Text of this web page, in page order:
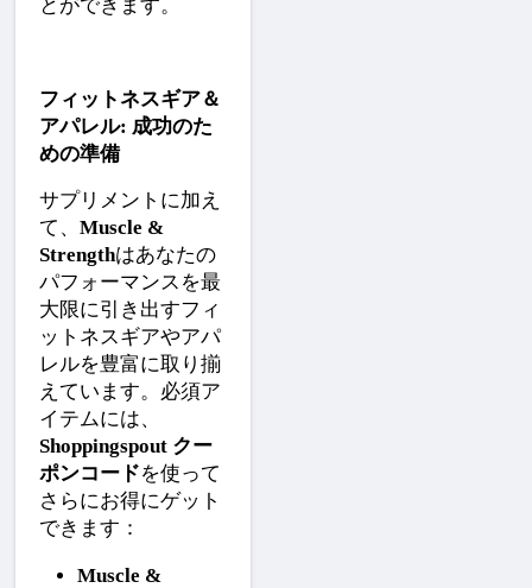
とができます。
フィットネスギア＆
アパレル: 成功のた
めの準備
サプリメントに加え
て、 Muscle &
Strengthはあなたの
パフォーマンスを最
大限に引き出すフィ
ットネスギアやアパ
レルを豊富に取り揃
えています。必須ア
イテムには、
Shoppingspout クー
ポンコードを使って
さらにお得にゲット
できます：
Muscle &